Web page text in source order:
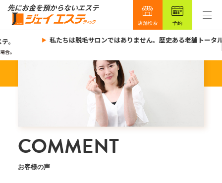
店舗検索 予約
。
合。
私たちは脱毛サロンではありません。歴史ある老舗トータ
COMMENT
お客様の声